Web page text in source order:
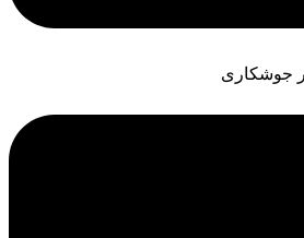
جوشکاری